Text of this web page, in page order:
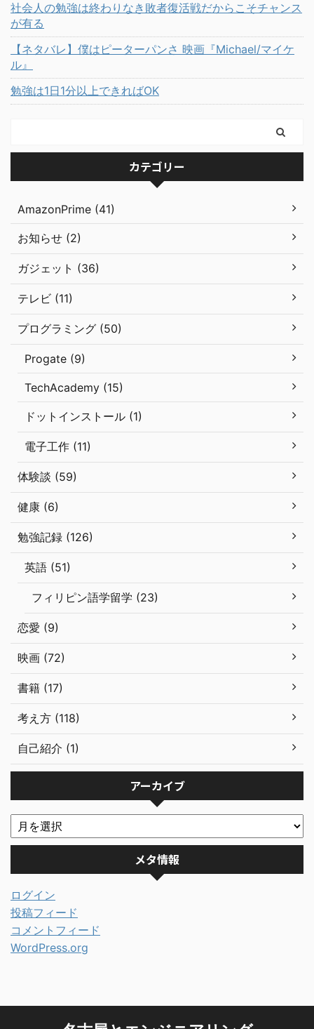
社会人の勉強は終わりなき敗者復活戦だからこそチャンス
が有る
【ネタバレ】僕はピーターパンさ 映画『Michael/マイケ
ル』
勉強は1日1分以上できればOK
カテゴリー
AmazonPrime (41)
お知らせ (2)
ガジェット (36)
テレビ (11)
プログラミング (50)
Progate (9)
TechAcademy (15)
ドットインストール (1)
電子工作 (11)
体験談 (59)
健康 (6)
勉強記録 (126)
英語 (51)
フィリピン語学留学 (23)
恋愛 (9)
映画 (72)
書籍 (17)
考え方 (118)
自己紹介 (1)
アーカイブ
メタ情報
ログイン
投稿フィード
コメントフィード
WordPress.org